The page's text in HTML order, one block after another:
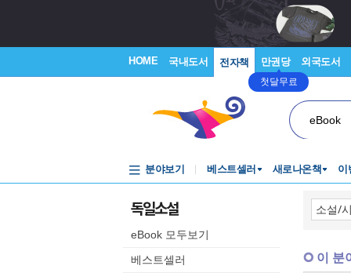
HOME 국내도서 전자책 만권당
첫달무료
외국도서
eBook
분야보기 베스트셀러 새로나온책 이
독일소설
eBook 모두보기
베스트셀러
이 분